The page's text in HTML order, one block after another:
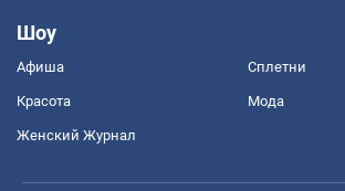
Шоу
Афиша Сплетни
Красота Мода
Женский Журнал